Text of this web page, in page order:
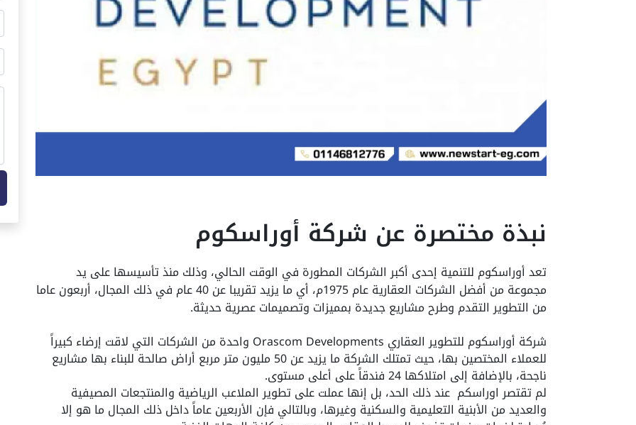
نبذة مختصرة عن شركة أوراسكوم
تعد أوراسكوم للتنمية إحدى أكبر الشركات المطورة في الوقت الحالي، وذلك منذ تأسيسها على يد
مجموعة من أفضل الشركات العقارية عام 1975م، أي ما يزيد تقريبا عن 40 عام في ذلك المجال، أربعون عاما
من التطوير التقدم وطرح مشاريع جديدة بمميزات وتصميمات عصرية حديثة.
شركة أوراسكوم للتطوير العقاري Orascom Developments واحدة من الشركات التي لاقت إرضاء كبيراً
للعملاء المختصين بها، حيث تمتلك الشركة ما يزيد عن 50 مليون متر مربع أراض صالحة للبناء بها مشاريع
ناجحة، بالإضافة إلى امتلاكها 24 فندقاً على أعلى مستوى.
لم تقتصر اوراسكم عند ذلك الحد، بل إنها عملت على تطوير الملاعب الرياضية والمنتجعات المصيفية
والعديد من الأبنية التعليمية والسكنية وغيرها، وبالتالي فإن الأربعين عاماً داخل ذلك المجال ما هو إلا